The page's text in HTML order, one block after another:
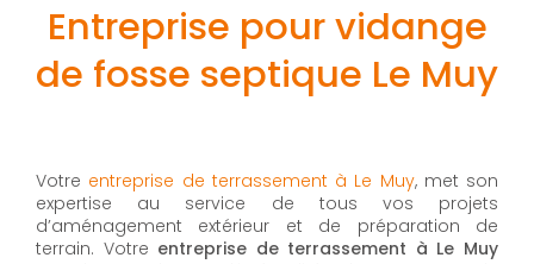
Entreprise pour vidange
de fosse septique Le Muy
Votre entreprise de terrassement à Le Muy, met son
expertise au service de tous vos projets
d’aménagement extérieur et de préparation de
terrain. Votre entreprise de terrassement à Le Muy